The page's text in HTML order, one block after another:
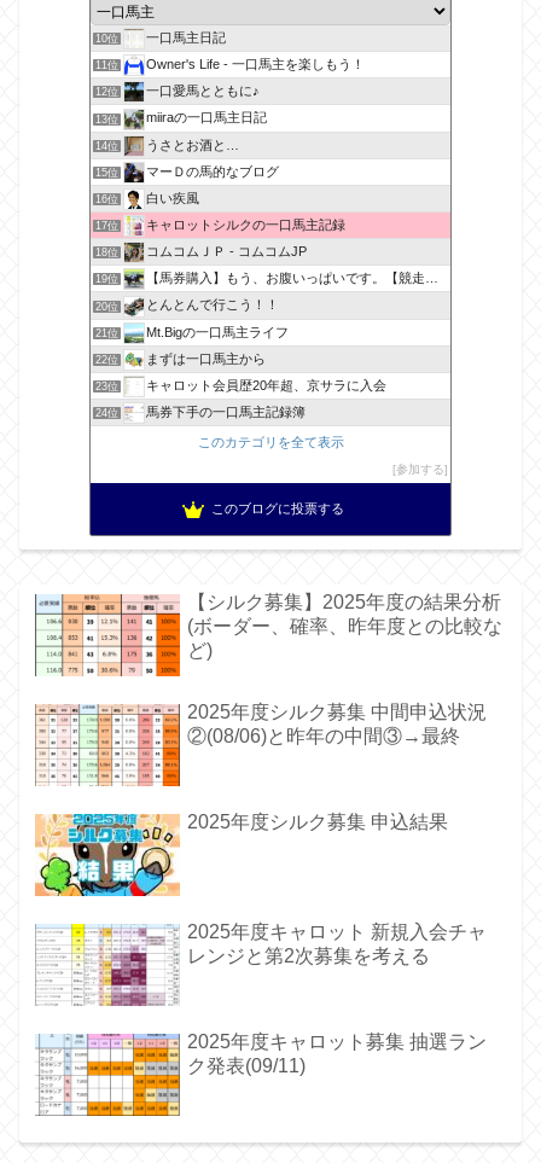
10位 一口馬主日記
11位 Owner's Life - 一口馬主を楽しもう！
12位 一口愛馬とともに♪
13位 miiraの一口馬主日記
14位 うさとお酒と…
15位 マーＤの馬的なブログ
16位 白い疾風
17位 キャロットシルクの一口馬主記録
18位 コムコムＪＰ - コムコムJP
19位 【馬券購入】もう、お腹いっぱいです。【競走馬出資】
20位 とんとんで行こう！！
21位 Mt.Bigの一口馬主ライフ
22位 まずは一口馬主から
23位 キャロット会員歴20年超、京サラに入会
24位 馬券下手の一口馬主記録簿
このカテゴリを全て表示
参加する
このブログに投票する
【シルク募集】2025年度の結果分析
(ボーダー、確率、昨年度との比較な
ど)
2025年度シルク募集 中間申込状況
②(08/06)と昨年の中間③→最終
2025年度シルク募集 申込結果
2025年度キャロット 新規入会チャ
レンジと第2次募集を考える
2025年度キャロット募集 抽選ラン
ク発表(09/11)